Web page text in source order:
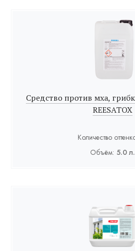
Средство против мха,
REESATOX
Количество
Объём: 5.0 л.